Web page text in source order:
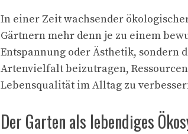
In einer Zeit wachsender
Gärtnern mehr denn je zu einem
Entspannung oder Ästhetik, sondern
Artenvielfalt beizutragen,
Lebensqualität im Alltag zu
Der Garten als lebendiges